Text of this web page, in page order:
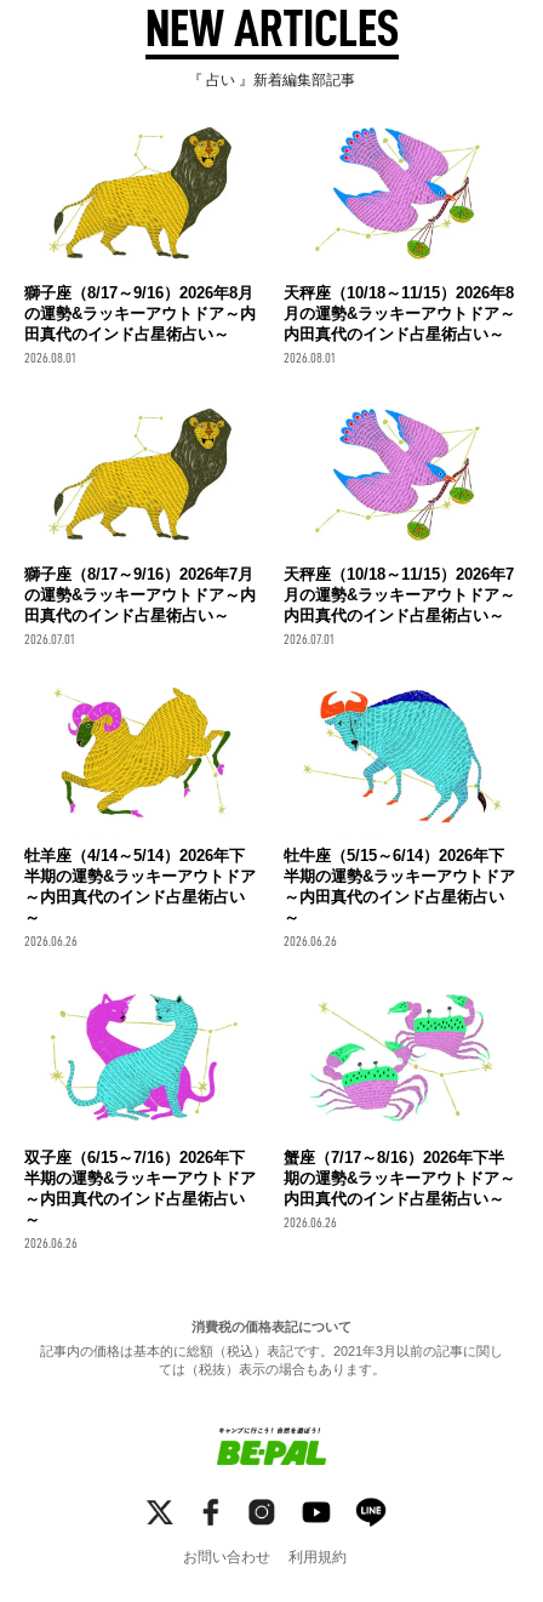
NEW ARTICLES
『 占い 』新着編集部記事
獅子座（8/17～9/16）2026年8月
の運勢&ラッキーアウトドア～内
田真代のインド占星術占い～
2026.08.01
天秤座（10/18～11/15）2026年8
月の運勢&ラッキーアウトドア～
内田真代のインド占星術占い～
2026.08.01
獅子座（8/17～9/16）2026年7月
の運勢&ラッキーアウトドア～内
田真代のインド占星術占い～
2026.07.01
天秤座（10/18～11/15）2026年7
月の運勢&ラッキーアウトドア～
内田真代のインド占星術占い～
2026.07.01
牡羊座（4/14～5/14）2026年下
半期の運勢&ラッキーアウトドア
～内田真代のインド占星術占い
～
2026.06.26
牡牛座（5/15～6/14）2026年下
半期の運勢&ラッキーアウトドア
～内田真代のインド占星術占い
～
2026.06.26
双子座（6/15～7/16）2026年下
半期の運勢&ラッキーアウトドア
～内田真代のインド占星術占い
～
2026.06.26
蟹座（7/17～8/16）2026年下半
期の運勢&ラッキーアウトドア～
内田真代のインド占星術占い～
2026.06.26
消費税の価格表記について
記事内の価格は基本的に総額（税込）表記です。2021年3月以前の記事に関し
ては（税抜）表示の場合もあります。
お問い合わせ 利用規約